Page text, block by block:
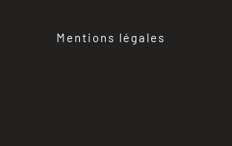
Mentions légales